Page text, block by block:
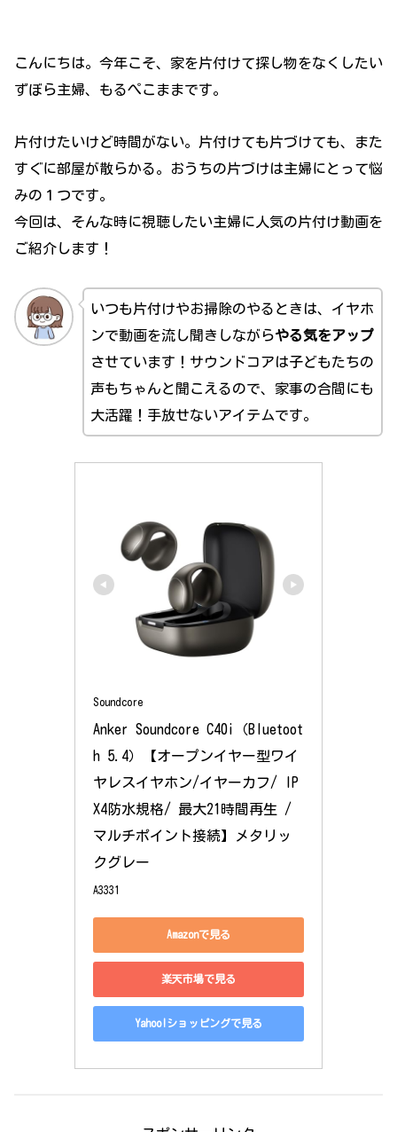
こんにちは。今年こそ、家を片付けて探し物をなくしたい
ずぼら主婦、もるぺこままです。
片付けたいけど時間がない。片付けても片づけても、また
すぐに部屋が散らかる。おうちの片づけは主婦にとって悩
みの１つです。
今回は、そんな時に視聴したい主婦に人気の片付け動画を
ご紹介します！
いつも片付けやお掃除のやるときは、イヤホ
ンで動画を流し聞きしながらやる気をアップ
させています！サウンドコアは子どもたちの
声もちゃんと聞こえるので、家事の合間にも
大活躍！手放せないアイテムです。
Soundcore
Anker Soundcore C40i（Bluetoot
h 5.4）【オープンイヤー型ワイ
ヤレスイヤホン/イヤーカフ/ IP
X4防水規格/ 最大21時間再生 /
マルチポイント接続】メタリッ
クグレー
A3331
Amazonで見る
楽天市場で見る
Yahoo!ショッピングで見る